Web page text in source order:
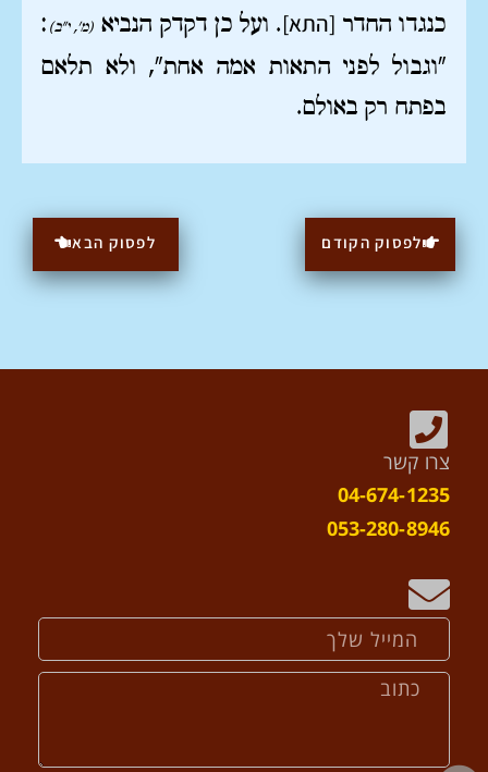
כנגדו החדר [התא]. ועל כן דקדק הנביא (מ', י"ב) :
"וגבול לפני התאות אמה אחת", ולא תלאם
בפתח רק באולם.
לפסוק הקודם לפסוק הבא
צרו קשר
04-674-1235
053-280-8946